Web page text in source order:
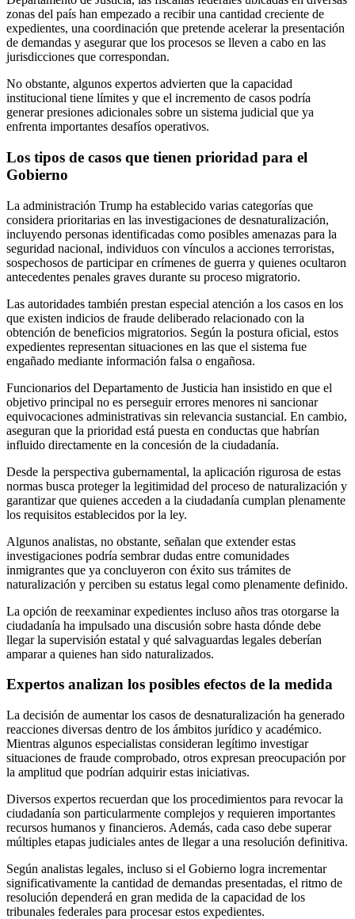
zonas del país han empezado a recibir una cantidad creciente de
expedientes, una coordinación que pretende acelerar la presentación
de demandas y asegurar que los procesos se lleven a cabo en las
jurisdicciones que correspondan.
No obstante, algunos expertos advierten que la capacidad
institucional tiene límites y que el incremento de casos podría
generar presiones adicionales sobre un sistema judicial que ya
enfrenta importantes desafíos operativos.
Los tipos de casos que tienen prioridad para el
Gobierno
La administración Trump ha establecido varias categorías que
considera prioritarias en las investigaciones de desnaturalización,
incluyendo personas identificadas como posibles amenazas para la
seguridad nacional, individuos con vínculos a acciones terroristas,
sospechosos de participar en crímenes de guerra y quienes ocultaron
antecedentes penales graves durante su proceso migratorio.
Las autoridades también prestan especial atención a los casos en los
que existen indicios de fraude deliberado relacionado con la
obtención de beneficios migratorios. Según la postura oficial, estos
expedientes representan situaciones en las que el sistema fue
engañado mediante información falsa o engañosa.
Funcionarios del Departamento de Justicia han insistido en que el
objetivo principal no es perseguir errores menores ni sancionar
equivocaciones administrativas sin relevancia sustancial. En cambio,
aseguran que la prioridad está puesta en conductas que habrían
influido directamente en la concesión de la ciudadanía.
Desde la perspectiva gubernamental, la aplicación rigurosa de estas
normas busca proteger la legitimidad del proceso de naturalización y
garantizar que quienes acceden a la ciudadanía cumplan plenamente
los requisitos establecidos por la ley.
Algunos analistas, no obstante, señalan que extender estas
investigaciones podría sembrar dudas entre comunidades
inmigrantes que ya concluyeron con éxito sus trámites de
naturalización y perciben su estatus legal como plenamente definido.
La opción de reexaminar expedientes incluso años tras otorgarse la
ciudadanía ha impulsado una discusión sobre hasta dónde debe
llegar la supervisión estatal y qué salvaguardas legales deberían
amparar a quienes han sido naturalizados.
Expertos analizan los posibles efectos de la medida
La decisión de aumentar los casos de desnaturalización ha generado
reacciones diversas dentro de los ámbitos jurídico y académico.
Mientras algunos especialistas consideran legítimo investigar
situaciones de fraude comprobado, otros expresan preocupación por
la amplitud que podrían adquirir estas iniciativas.
Diversos expertos recuerdan que los procedimientos para revocar la
ciudadanía son particularmente complejos y requieren importantes
recursos humanos y financieros. Además, cada caso debe superar
múltiples etapas judiciales antes de llegar a una resolución definitiva.
Según analistas legales, incluso si el Gobierno logra incrementar
significativamente la cantidad de demandas presentadas, el ritmo de
resolución dependerá en gran medida de la capacidad de los
tribunales federales para procesar estos expedientes.